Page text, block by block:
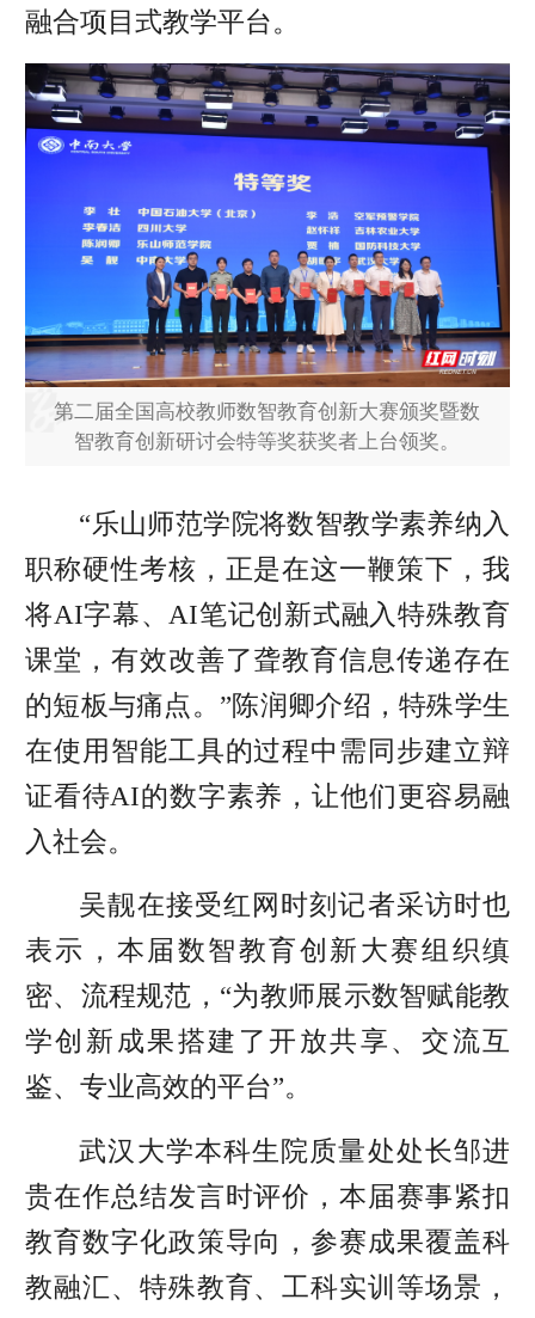
融合项目式教学平台。
第二届全国高校教师数智教育创新大赛颁奖暨数
智教育创新研讨会特等奖获奖者上台领奖。
“乐山师范学院将数智教学素养纳入
职称硬性考核，正是在这一鞭策下，我
将AI字幕、AI笔记创新式融入特殊教育
课堂，有效改善了聋教育信息传递存在
的短板与痛点。”陈润卿介绍，特殊学生
在使用智能工具的过程中需同步建立辩
证看待AI的数字素养，让他们更容易融
入社会。
吴靓在接受红网时刻记者采访时也
表示，本届数智教育创新大赛组织缜
密、流程规范，“为教师展示数智赋能教
学创新成果搭建了开放共享、交流互
鉴、专业高效的平台”。
武汉大学本科生院质量处处长邹进
贵在作总结发言时评价，本届赛事紧扣
教育数字化政策导向，参赛成果覆盖科
教融汇、特殊教育、工科实训等场景，